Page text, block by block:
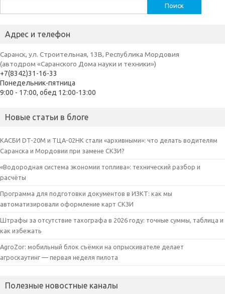
Адрес и телефон
Саранск, ул. Строительная, 13В, Республика Мордовия
(автодром «Саранского Дома науки и техники»)
+7(8342)31-16-33
Понедельник-пятница
9:00 - 17:00, обед 12:00-13:00
Новые статьи в блоге
КАСБИ DT-20M и ТЦА-02НК стали «архивными»: что делать водителям
Саранска и Мордовии при замене СКЗИ?
«Водородная система экономии топлива»: технический разбор и
расчёты
Программа для подготовки документов в ИЗКТ: как мы
автоматизировали оформление карт СКЗИ
Штрафы за отсутствие тахографа в 2026 году: точные суммы, таблица и
как избежать
AgroZor: мобильный блок съёмки на опрыскивателе делает
агроскаутинг — первая неделя пилота
Полезные новостные каналы